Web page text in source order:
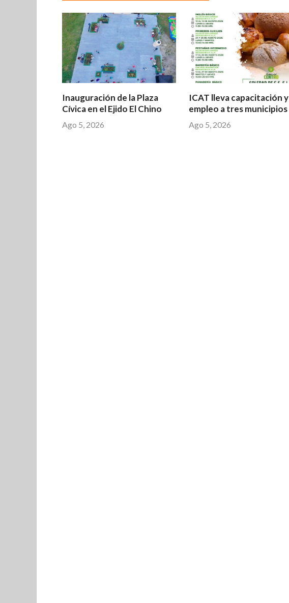
Inauguración de la Plaza
Cívica en el Ejido El Chino
Ago 5, 2026
ICAT lleva capacitación y
empleo a tres municipios
Ago 5, 2026